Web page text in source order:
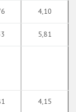
4,10
5,81
4,15